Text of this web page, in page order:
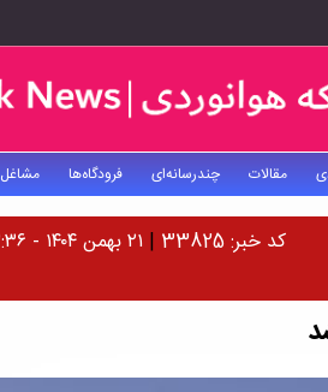
مقالات چندرسانه‌ای فرودگاه‌ها مشاغل
کد خبر: 33825 | ۲۱ بهمن ۱۴۰۴ - ۰۰:۴۳:۳۶